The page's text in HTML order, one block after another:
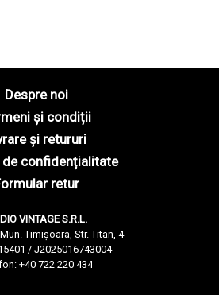
Despre noi
și condiții
și retururi
de confidențialitate
retur
VINTAGE S.R.L.
Timișoara, Str. Titan, 4
/ J2025016743004
+40 722 220 434